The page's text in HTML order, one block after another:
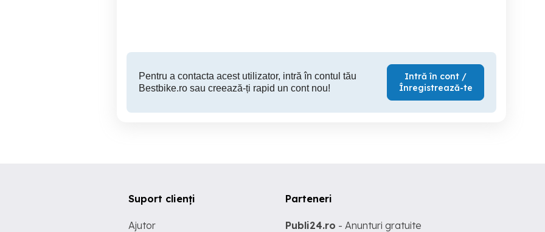
Pentru a contacta acest utilizator, intră în contul tău
Bestbike.ro sau creează-ți rapid un cont nou!
Intră în cont /
Înregistrează-te
Suport clienți
Ajutor
Parteneri
Publi24.ro - Anunturi gratuite